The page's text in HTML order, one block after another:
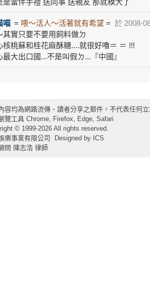
喵 = 喂～活人～活著就有希望 = 於 2008-
其實只要不要用飼料做ㄉ
核桃蘇和桂花麻酥糖....就很好嚕＝ ＝ !!!
最大出口國...不是叫假ㄉ...『中國』
容均為網路流傳、讀者分享之郵件，不代表任何
覽工具 Chrome, Firefox, Edge, Safari
© 1999-2026 All rights reserved.
樂事業有限公司
Designed by ICS
問 陳志浩 律師